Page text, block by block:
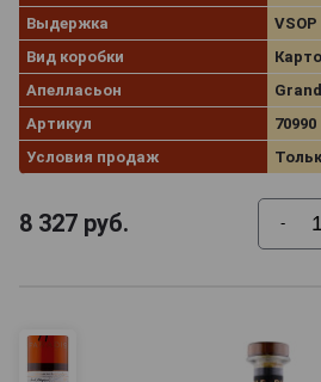
Выдержка
VSOP
Вид коробки
Апелласьон
Артикул
70990
Условия продаж
8 327 руб. -